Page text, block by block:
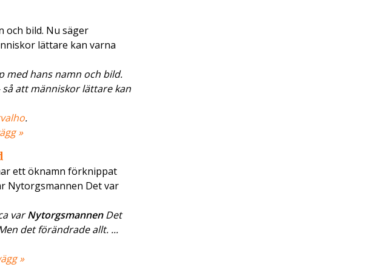
och bild. Nu säger
lättare kan varna
med hans namn och bild.
att människor lättare kan
.
»
ett öknamn förknippat
Nytorgsmannen Det var
varNytorgsmannenDet
det förändrade allt. ...
»